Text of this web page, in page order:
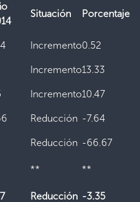
Situación Porcentaje
Incremento0.52
Incremento13.33
Incremento10.47
Reducción -7.64
Reducción -66.67
** **
Reducción -3.35